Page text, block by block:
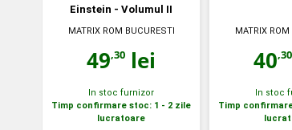
Einstein - Volumul II
MATRIX ROM BUCURESTI
49,30 lei
In stoc furnizor
Timp confirmare stoc: 1 - 2 zile
lucratoare
MATRIX
40,30
In stoc
Timp